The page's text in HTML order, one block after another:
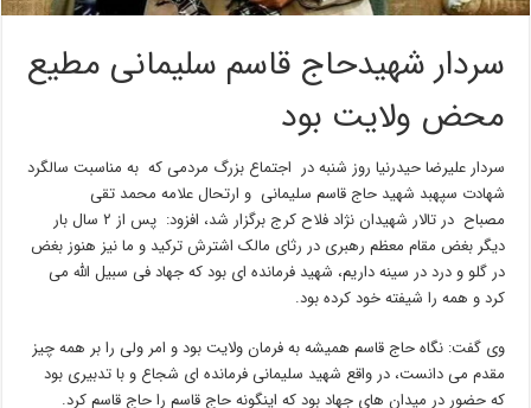
سردار شهیدحاج قاسم سلیمانی مطیع
محض ولایت بود
سردار علیرضا حیدرنیا روز شنبه در اجتماع بزرگ مردمی که به مناسبت سالگرد
شهادت سپهبد شهید حاج قاسم سلیمانی و ارتحال علامه محمد تقی
مصباح در تالار شهیدان نژاد فلاح کرج برگزار شد، افزود: پس از ۲ سال بار
دیگر بغض مقام معظم رهبری در رثای مالک اشترش ترکید و ما نیز هنوز بغض
در گلو و درد در سینه داریم، شهید فرمانده ای بود که جهاد فی سبیل الله می
کرد و همه را شیفته خود کرده بود.
وی گفت: نگاه حاج قاسم همیشه به فرمان ولایت بود و امر ولی را بر همه چیز
مقدم می دانست، در واقع شهید سلیمانی فرمانده ای شجاع و با تدبیری بود
که حضور در میدان های جهاد بود که اینگونه حاج قاسم را حاج قاسم کرد.